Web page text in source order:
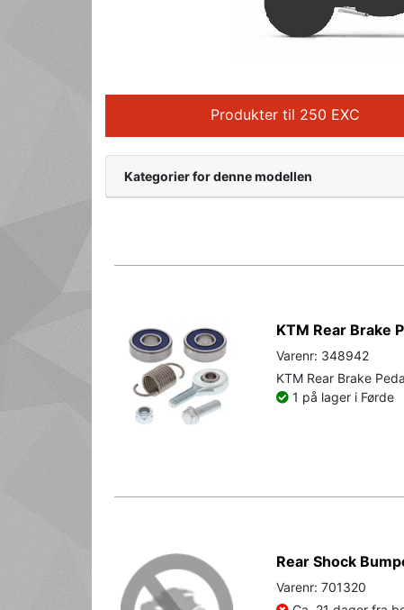
Produkter til 250 EXC
Kategorier for denne modellen
KTM Rear Brake
Varenr: 348942
KTM Rear Brake
1 på lager i Førde
Rear Shock
Varenr: 701320